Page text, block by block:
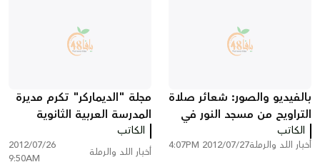
بالفيديو والصور: شعائر صلاة
التراويح من مسجد النور في
مدينة اللد
الكاتب
أخبار اللد والرملة2012/07/27 4:07PM
مجلة "الديماركر" تكرم مديرة
المدرسة العربية الثانوية
شبابية واعدة لعام 2012
الكاتب
أخبار اللد والرملة
2012/07/26
9:50AM